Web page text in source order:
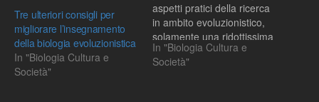
Tre ulteriori consigli per
migliorare l’insegnamento
della biologia evoluzionistica
In "Biologia Cultura e
Società"
aspetti pratici della ricerca
in ambito evoluzionistico,
solamente una ridottissima
parte del suo potenziale è
oggi sfruttata in ambito
In "Biologia Cultura e
Società"